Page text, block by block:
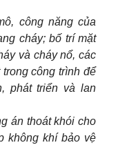
công năng của
cháy; bố trí mặt
và cháy nổ, các
công trình để
phát triển và lan
án thoát khói cho
không khí bảo vệ